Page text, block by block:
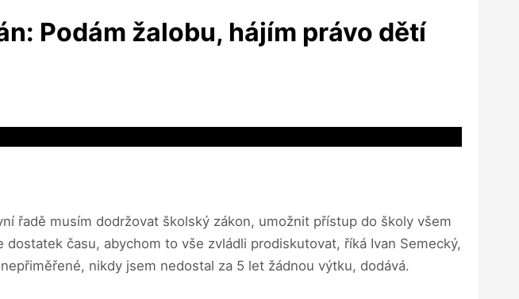
Podám žalobu, hájím právo dětí
řadě musím dodržovat školský zákon, umožnit přístup do školy všem
času, abychom to vše zvládli prodiskutovat, říká Ivan Semecký,
nikdy jsem nedostal za 5 let žádnou výtku, dodává.